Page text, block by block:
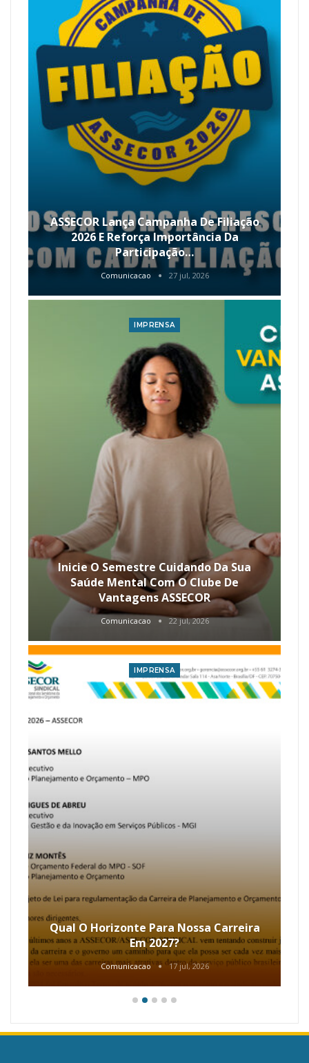
ASSECOR Lança Campanha De Filiação
2026 E Reforça Importância Da
Participação…
Comunicacao 27 jul, 2026
IMPRENSA
Inicie O Semestre Cuidando Da Sua
Saúde Mental Com O Clube De
Vantagens ASSECOR
Comunicacao 22 jul, 2026
IMPRENSA
Qual O Horizonte Para Nossa Carreira
Em 2027?
Comunicacao 17 jul, 2026